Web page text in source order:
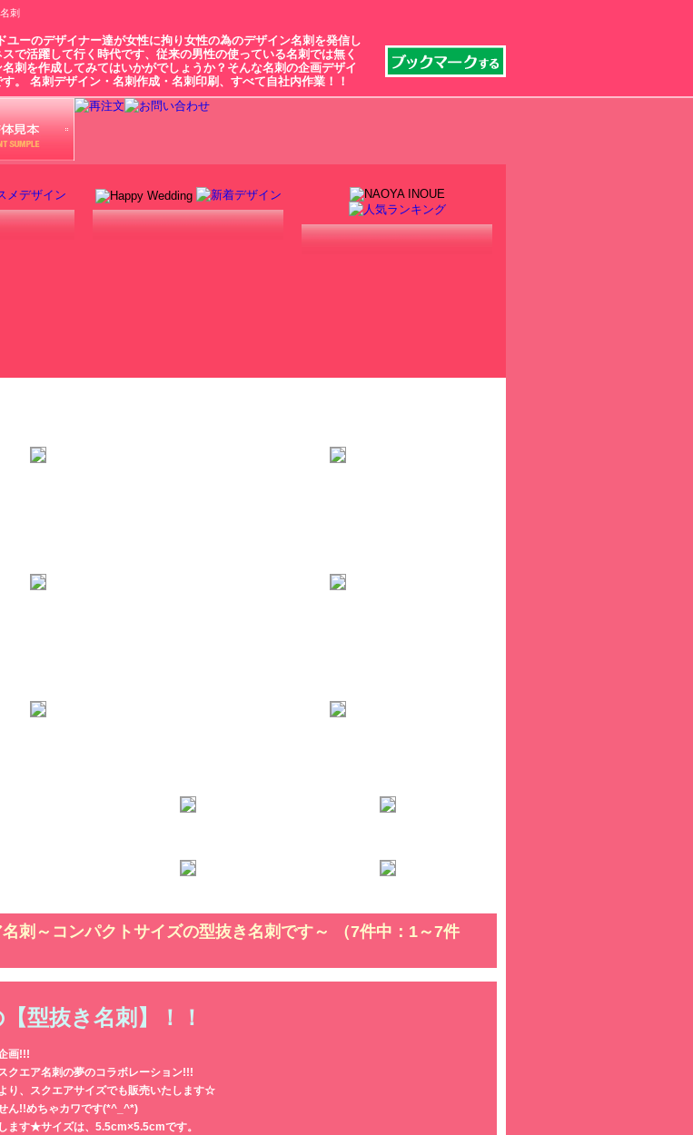
刺
ーのデザイナー達が女性に拘り女性の為のデザイン名刺を発信し
で活躍して行く時代です、従来の男性の使っている名刺では無く
刺を作成してみてはいかがでしょうか？そんな名刺の企画デザイ
。 名刺デザイン・名刺作成・名刺印刷、すべて自社内作業！！
刺～コンパクトサイズの型抜き名刺です～ （7件中：1～7件
型抜き名刺】！！
画!!!
クエア名刺の夢のコラボレーション!!!
り、スクエアサイズでも販売いたします☆
ん!!めちゃカワです(*^_^*)
ます★サイズは、5.5cm×5.5cmです。